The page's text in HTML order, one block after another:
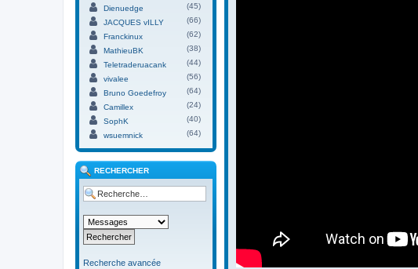
Dienuedge
(45)
JACQUES vILLY
(66)
Franckinux
(62)
MathieuBK
(38)
Teletraderuacank
(44)
vivalee
(56)
Bruno Goedefroy
(64)
Camillex
(24)
SophK
(40)
wsuemnick
(64)
RECHERCHER
Recherche avancée